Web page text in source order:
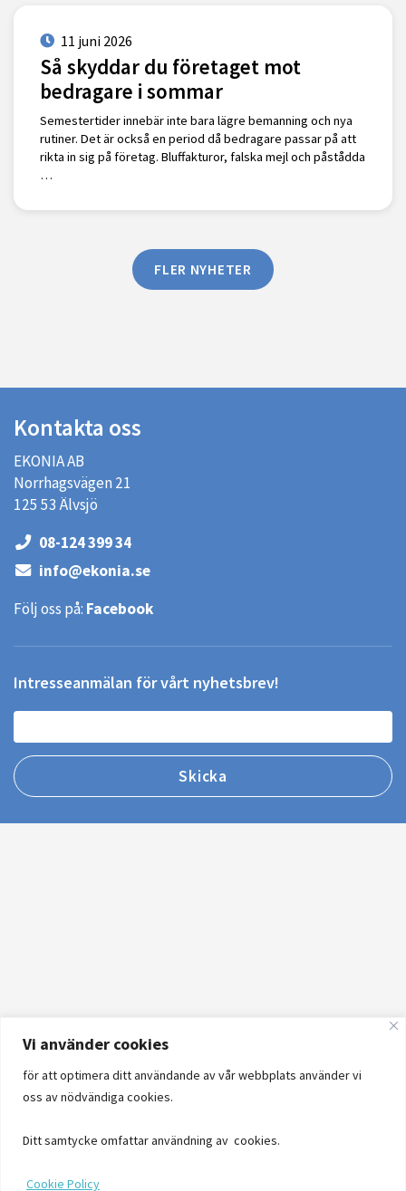
Vi använder cookies
för att optimera ditt användande av vår webbplats använder vi
oss av nödvändiga cookies.
Ditt samtycke omfattar användning av cookies.
Cookie Policy
11 juni 2026
Så skyddar du företaget mot
bedragare i sommar
Semestertider innebär inte bara lägre bemanning och nya
rutiner. Det är också en period då bedragare passar på att
rikta in sig på företag. Bluffakturor, falska mejl och påstådda
…
FLER NYHETER
Kontakta oss
EKONIA AB
Norrhagsvägen 21
125 53 Älvsjö
08-124 399 34
info@ekonia.se
Följ oss på: Facebook
Intresseanmälan för vårt nyhetsbrev!